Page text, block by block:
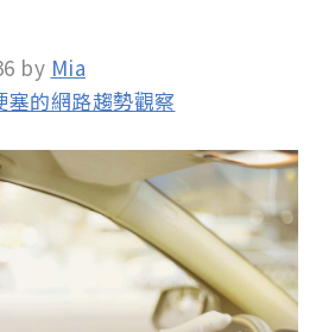
by Mia
塞的網路趨勢觀察